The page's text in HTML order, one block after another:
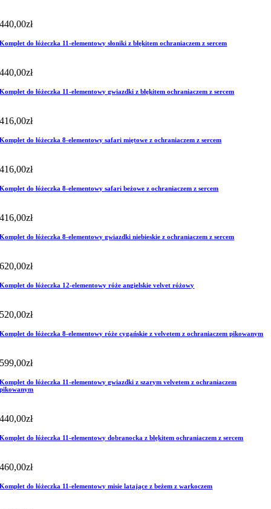
440,00zł
Komplet do łóżeczka 11-elementowy słoniki z błękitem ochraniaczem z sercem
440,00zł
Komplet do łóżeczka 11-elementowy gwiazdki z błękitem ochraniaczem z sercem
416,00zł
Komplet do łóżeczka 8-elementowy safari miętowe z ochraniaczem z sercem
416,00zł
Komplet do łóżeczka 8-elementowy safari beżowe z ochraniaczem z sercem
416,00zł
Komplet do łóżeczka 8-elementowy gwiazdki niebieskie z ochraniaczem z sercem
620,00zł
Komplet do łóżeczka 12-elementowy róże angielskie velvet różowy
520,00zł
Komplet do łóżeczka 8-elementowy róże cygańskie z velvetem z ochraniaczem pikowanym
599,00zł
Komplet do łóżeczka 11-elementowy gwiazdki z szarym velvetem z ochraniaczem
pikowanym
440,00zł
Komplet do łóżeczka 11-elementowy dobranocka z błękitem ochraniaczem z sercem
460,00zł
Komplet do łóżeczka 11-elementowy misie latające z beżem z warkoczem